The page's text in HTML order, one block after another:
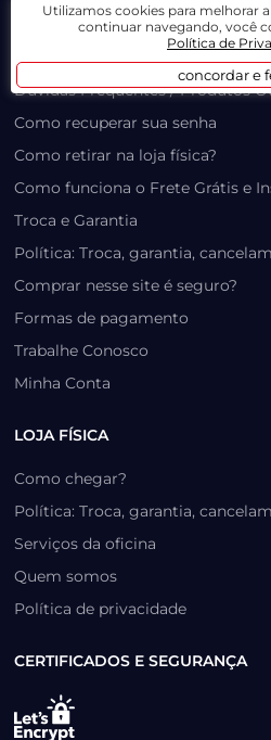
Lista de Desejos
Prazo, Rastreio e Transporte
Dúvidas Frequentes / Produtos
Como recuperar sua senha
Como retirar na loja física?
Como funciona o Frete Grátis e
Troca e Garantia
Política: Troca, garantia,
Comprar nesse site é seguro?
Formas de pagamento
Trabalhe Conosco
Minha Conta
LOJA FÍSICA
Como chegar?
Política: Troca, garantia,
Serviços da oficina
Quem somos
Política de privacidade
CERTIFICADOS E SEGURANÇA
Utilizamos cookies para melhorar
continuar navegando, você
Política de
concordar e